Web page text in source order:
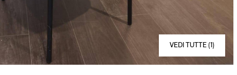
VEDI TUTTE (1)